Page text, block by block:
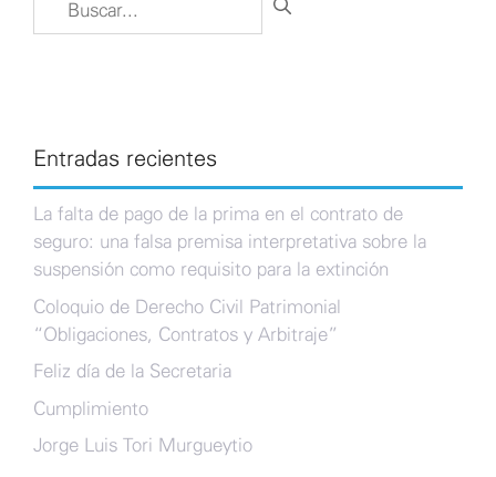
Entradas recientes
La falta de pago de la prima en el contrato de
seguro: una falsa premisa interpretativa sobre la
suspensión como requisito para la extinción
Coloquio de Derecho Civil Patrimonial
“Obligaciones, Contratos y Arbitraje”
Feliz día de la Secretaria
Cumplimiento
Jorge Luis Tori Murgueytio